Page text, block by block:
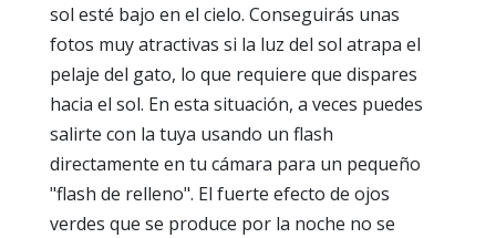
sol esté bajo en el cielo. Conseguirás unas
fotos muy atractivas si la luz del sol atrapa el
pelaje del gato, lo que requiere que dispares
hacia el sol. En esta situación, a veces puedes
salirte con la tuya usando un flash
directamente en tu cámara para un pequeño
"flash de relleno". El fuerte efecto de ojos
verdes que se produce por la noche no se